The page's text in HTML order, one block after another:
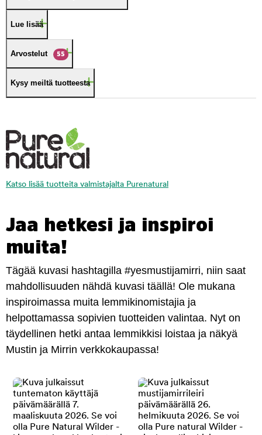
Lue lisää
Arvostelut 55
Kysy meiltä tuotteesta
Katso lisää tuotteita valmistajalta Purenatural
Jaa hetkesi ja inspiroi
muita!
Tägää kuvasi hashtagilla #yesmustijamirri, niin saat
mahdollisuuden nähdä kuvasi täällä! Ole mukana
inspiroimassa muita lemmikinomistajia ja
helpottamassa sopivien tuotteiden valintaa. Nyt on
täydellinen hetki antaa lemmikkisi loistaa ja näkyä
Mustin ja Mirrin verkkokaupassa!